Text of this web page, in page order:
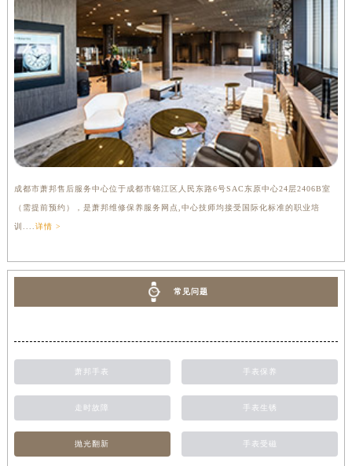
成都市萧邦售后服务中心位于成都市锦江区人民东路6号SAC东原中心24层2406B室
（需提前预约），是萧邦维修保养服务网点,中心技师均接受国际化标准的职业培
训.... 详情 >
常见问题
萧邦手表 手表保养
走时故障 手表生锈
抛光翻新 手表受磁